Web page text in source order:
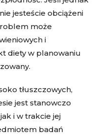
jesteście obciążeni
może
i
diety w planowaniu
tłuszczowych,
jest stanowczo
jak i w trakcie jej
badań